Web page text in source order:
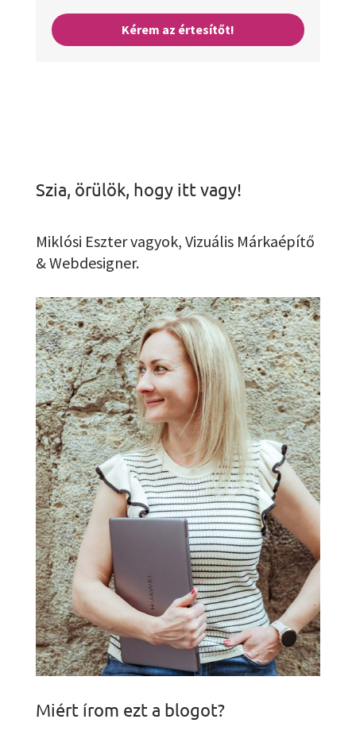
Kérem az értesítőt!
Szia, örülök, hogy itt vagy!
Miklósi Eszter vagyok, Vizuális Márkaépítő
& Webdesigner.
Miért írom ezt a blogot?